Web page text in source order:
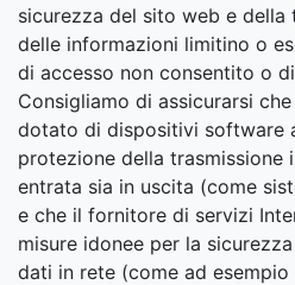
sicurezza del sito web e della
delle informazioni limitino o
di accesso non consentito o
Consigliamo di assicurarsi
dotato di dispositivi software
protezione della trasmissione
entrata sia in uscita (come
e che il fornitore di servizi
misure idonee per la
dati in rete (come ad